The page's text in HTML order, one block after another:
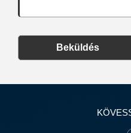
Beküldés